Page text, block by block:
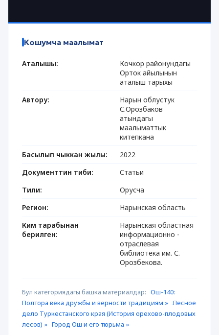
Кошумча маалымат
Аталышы:
Кочкор районундагы
Орток айылынын
аталыш тарыхы
Автору:
Нарын облустук
С.Орозбаков
атындагы
маалыматтык
китепкана
Басылып чыккан жылы:
2022
Документтин тиби:
Статьи
Тили:
Орусча
Регион:
Нарынская область
Ким тарабынан
берилген:
Нарынская областная
информационно -
отраслевая
библиотека им. С.
Орозбекова.
Бул категориядагы башка материалдар: Ош-140:
Полтора века дружбы и верности традициям » Лесное
дело Туркестанского края (История орехово-плодовых
лесов) » Город Ош и его тюрьма »